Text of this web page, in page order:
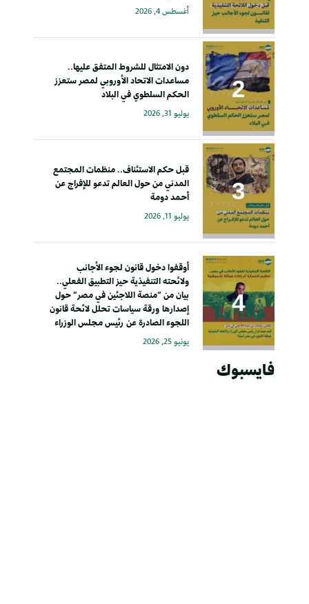
أغسطس 4, 2026
دون الامتثال للشروط المتفق عليها..
مساعدات الاتحاد الأوروبي لمصر ستعزز
الحكم السلطوي في البلاد
يوليو 31, 2026
قبل حكم الاستئناف.. منظمات المجتمع
المدني من حول العالم تدعو للإفراج عن
أحمد دومة
يوليو 11, 2026
أوقفوا دخول قانون لجوء الأجانب
ولائحته التنفيذية حيز التطبيق الفعلي..
بيان من “منصة اللاجئين في مصر” حول
إصدارها ورقة سياسات تحلل لائحة قانون
اللجوء الصادرة عن رئيس مجلس الوزراء
يونيو 25, 2026
فايسبوك